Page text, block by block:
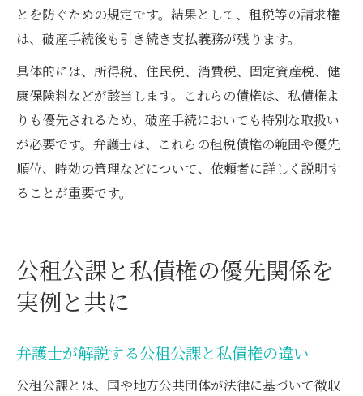
とを防ぐための規定です。結果として、租税等の請求権
は、破産手続後も引き続き支払義務が残ります。
具体的には、所得税、住民税、消費税、固定資産税、健
康保険料などが該当します。これらの債権は、私債権よ
りも優先されるため、破産手続においても特別な取扱い
が必要です。弁護士は、これらの租税債権の範囲や優先
順位、時効の管理などについて、依頼者に詳しく説明す
ることが重要です。
公租公課と私債権の優先関係を
実例と共に
弁護士が解説する公租公課と私債権の違い
公租公課とは、国や地方公共団体が法律に基づいて徴収